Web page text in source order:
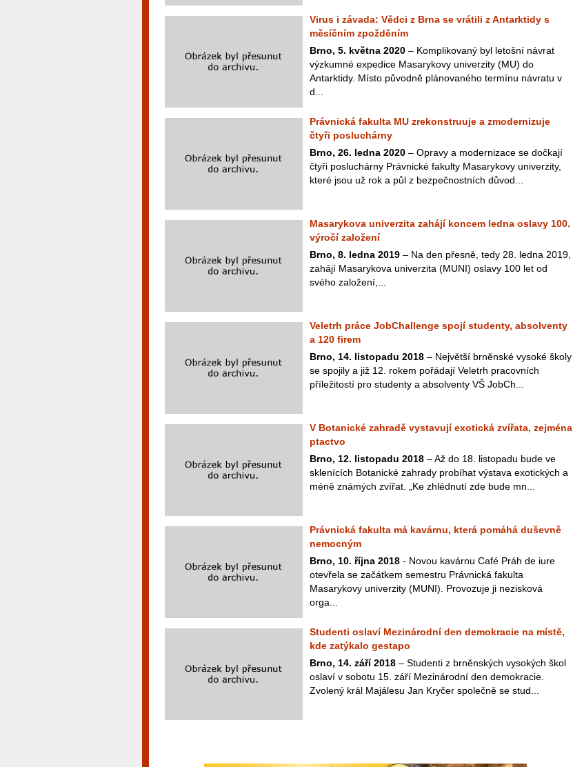
Virus i závada: Vědci z Brna se vrátili z Antarktidy s
měsíčním zpožděním
Brno, 5. května 2020 – Komplikovaný byl letošní návrat
výzkumné expedice Masarykovy univerzity (MU) do
Antarktidy. Místo původně plánovaného termínu návratu v
d...
Právnická fakulta MU zrekonstruuje a zmodernizuje
čtyři posluchárny
Brno, 26. ledna 2020 – Opravy a modernizace se dočkají
čtyři posluchárny Právnické fakulty Masarykovy univerzity,
které jsou už rok a půl z bezpečnostních důvod...
Masarykova univerzita zahájí koncem ledna oslavy 100.
výročí založení
Brno, 8. ledna 2019 – Na den přesně, tedy 28. ledna 2019,
zahájí Masarykova univerzita (MUNI) oslavy 100 let od
svého založení,...
Veletrh práce JobChallenge spojí studenty, absolventy
a 120 firem
Brno, 14. listopadu 2018 – Největší brněnské vysoké školy
se spojily a již 12. rokem pořádají Veletrh pracovních
příležitostí pro studenty a absolventy VŠ JobCh...
V Botanické zahradě vystavují exotická zvířata, zejména
ptactvo
Brno, 12. listopadu 2018 – Až do 18. listopadu bude ve
sklenících Botanické zahrady probíhat výstava exotických a
méně známých zvířat. „Ke zhlédnutí zde bude mn...
Právnická fakulta má kavárnu, která pomáhá duševně
nemocným
Brno, 10. října 2018 - Novou kavárnu Café Práh de iure
otevřela se začátkem semestru Právnická fakulta
Masarykovy univerzity (MUNI). Provozuje ji nezisková
orga...
Studenti oslaví Mezinárodní den demokracie na místě,
kde zatýkalo gestapo
Brno, 14. září 2018 – Studenti z brněnských vysokých škol
oslaví v sobotu 15. září Mezinárodní den demokracie.
Zvolený král Majálesu Jan Kryčer společně se stud...